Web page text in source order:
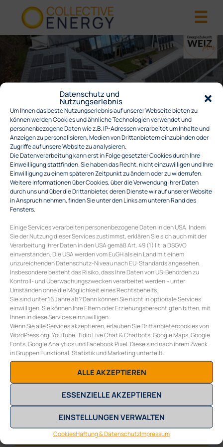
Datenschutz und
Nutzungserlebnis
Um Ihnen das beste Nutzungserlebnis auf unserer Webseite bieten zu
können werden Cookies und ähnliche Technologien verwendet und
personenbezogene Daten wie z.B. IP-Adressen verarbeitet um Inhalte und
Anzeigen zu personalisieren, Medien von Drittanbietern einzubinden oder
Zugriffe auf unsere Website zu analysieren.
Die Datenverarbeitung kann erst in Folge gesetzter Cookies durch Ihre
Einweilligung stattfinden. Sie haben das Recht, nicht einzuwilligen und Ihre
Einwilligung zu einem späteren Zeitpunkt zu ändern oder zu widerrufen.
Weitere Informationen über Cookies, über die Verwendung Ihrer Daten
durch uns und über die Drittanbieter, deren Dienste wir auf unserer Website
in Anspruch nehmen, finden Sie unter den Links am unteren Rand des
Fensters.
Einige Services verarbeiten personenbezogene Daten in den USA. Indem
Sie der Nutzung dieser Services zustimmst, erklären Sie sich auch mit der
Verarbeitung Ihrer Daten in den USA gemäß Art. 49 (1) lit. a DSGVO
einverstanden. Die USA werden vom EuGH als ein Land mit einem
unzureichenden Datenschutz-Niveau nach EU-Standards angesehen.
Insbesondere besteht das Risiko, dass Ihre Daten von US-Behörden zu
Kontroll- und Überwachungszwecken verarbeitet werden – unter
Umständen ohne die Möglichkeit eines Rechtsbehelfs.
Sie sind unter 16 Jahre alt? Dann können Sie nicht in optionale Services
einwilligen. Sie können Ihre Eltern oder Erziehungsberechtigten bitten, mit
Ihnen in diese Services einzuwilligen.
Wenn Sie alle Services akzeptieren, erlauben Sie Drittanbietercookies von
WordPress.org, YouTube, Tidio Live Chat & Chatbots, Google Maps, Google
Fonts, Google Analytics und Facebook Pixel. Diese sind nach ihrem Zweck
in Gruppen Funktional, Statistik und Marketing unterteilt.
ALLE AKZEPTIEREN
ESSENZIELLE AKZEPTIEREN
EINSTELLUNGEN VERWALTEN
CookiesHaftung & DatenschutzImpressum
CROWDFUNDING – WEIZ PLUS
Veröffentlicht in .
BEITRAGSNAVIGATION
COLLECTIVE ENERGY GMBH
Burggasse 117/10
A-1070 Wien
Eoffice@collective-energy.at
T+43 (0) 1 311 28 01
Sonnenanlage
Benutzer:innen-Konto